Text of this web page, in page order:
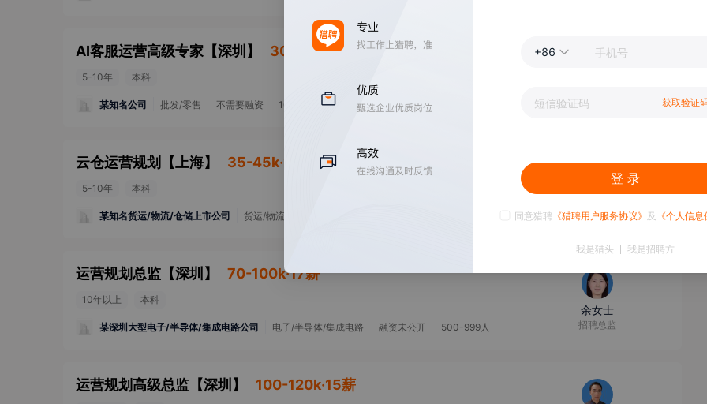
AI客服运营高级专家 【深圳 】 30-50k·16薪
5-10年 本科
某知名公司 批发/零售 不需要融资 10000人以上 其他
云仓运营规划 【 上海】 35-45k·14薪
5-10年 本科
某知名货运/物流/仓储上市公司 货运/物流/仓储
许女士
猎头顾问
运营规划总监 【深圳 】 70-100k·17薪
10年以上 本科
某深圳大型电子/半导体/集成电路公司 电子/半导体/集成电路 融资未公开 500-999人
余女士
招聘总监
运营规划高级总监 【深圳 】 100-120k·15薪
+86
获取验证
登 录
同意猎聘 《猎聘用户服务协议》 及 《个人信
我是猎头 我是招聘方